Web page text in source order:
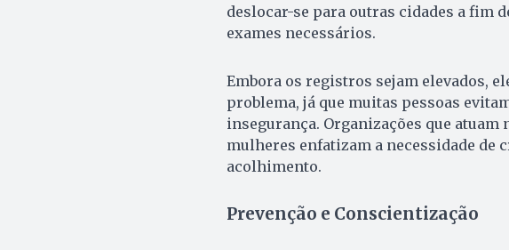
deslocar-se para outras cidades a fim
exames necessários.
Embora os registros sejam elevados,
problema, já que muitas pessoas
insegurança. Organizações que atuam
mulheres enfatizam a necessidade de
acolhimento.
Prevenção e Conscientização